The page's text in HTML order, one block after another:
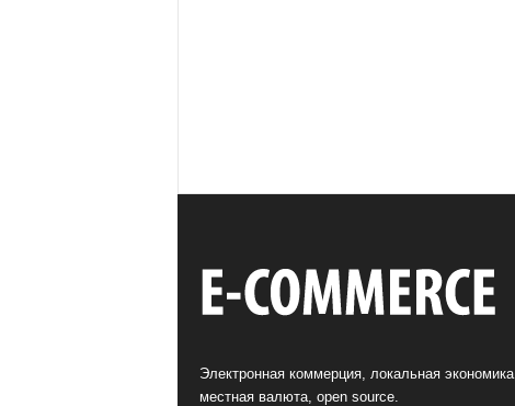
Электронная коммерция, локальная экономика,
местная валюта, open source.